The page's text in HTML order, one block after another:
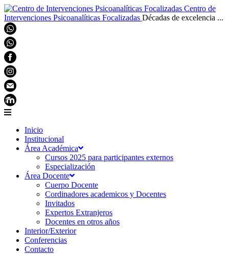
Centro de
Intervenciones Psicoanalíticas Focalizadas Décadas de excelencia ...
Inicio
Institucional
Área Académica
Cursos 2025 para participantes externos
Especialización
Área Docente
Cuerpo Docente
Cordinadores academicos y Docentes
Invitados
Expertos Extranjeros
Docentes en otros años
Interior/Exterior
Conferencias
Contacto